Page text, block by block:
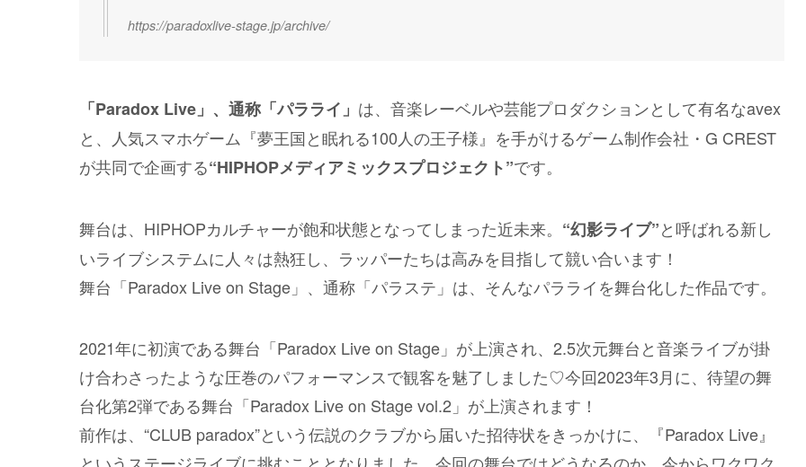
https://paradoxlive-stage.jp/archive/
「Paradox Live」、通称「パラライ」 は、音楽レーベルや芸能プロダクションとして有名なavex
と、人気スマホゲーム『夢王国と眠れる100人の王子様』を手がけるゲーム制作会社・G CREST
が共同で企画する“HIPHOPメディアミックスプロジェクト”です。
舞台は、HIPHOPカルチャーが飽和状態となってしまった近未来。 “幻影ライブ”と呼ばれる新し
いライブシステムに人々は熱狂し、ラッパーたちは高みを目指して競い合います！
舞台「Paradox Live on Stage」、通称「パラステ」は、そんなパラライを舞台化した作品です。
2021年に初演である舞台「Paradox Live on Stage」が上演され、2.5次元舞台と音楽ライブが掛
け合わさったような圧巻のパフォーマンスで観客を魅了しました♡今回2023年3月に、待望の舞
台化第2弾である舞台「Paradox Live on Stage vol.2」が上演されます！
前作は、“CLUB paradox”という伝説のクラブから届いた招待状をきっかけに、『Paradox Live』